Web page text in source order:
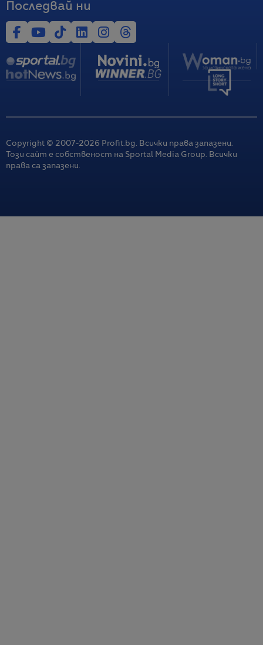
Последвай ни
Copyright © 2007-2026 Profit.bg. Всички права запазени.
Този сайт е собственост на Sportal Media Group. Всички
права са запазени.